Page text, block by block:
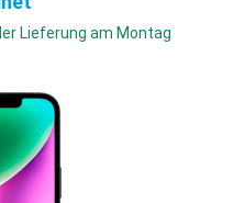
Lieferung am Montag